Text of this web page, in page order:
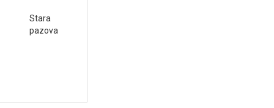
Stara
pazova